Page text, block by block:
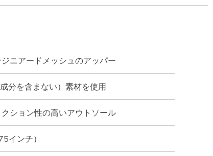
ニアードメッシュのアッパー
分を含まない）素材を使用
ション性の高いアウトソール
インチ）